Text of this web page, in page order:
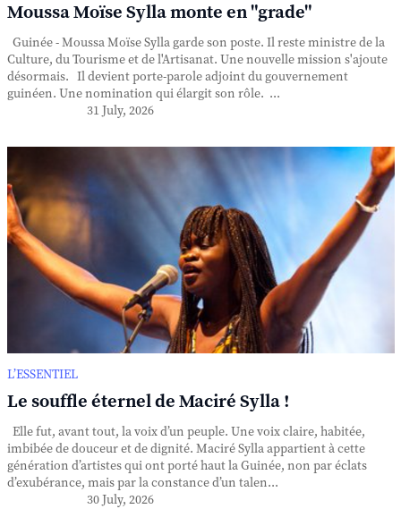
Moussa Moïse Sylla monte en "grade"
Guinée - Moussa Moïse Sylla garde son poste. Il reste ministre de la
Culture, du Tourisme et de l'Artisanat. Une nouvelle mission s'ajoute
désormais. Il devient porte-parole adjoint du gouvernement
guinéen. Une nomination qui élargit son rôle. ...
31 July, 2026
L’ESSENTIEL
Le souffle éternel de Maciré Sylla !
Elle fut, avant tout, la voix d’un peuple. Une voix claire, habitée,
imbibée de douceur et de dignité. Maciré Sylla appartient à cette
génération d’artistes qui ont porté haut la Guinée, non par éclats
d’exubérance, mais par la constance d’un talen...
30 July, 2026